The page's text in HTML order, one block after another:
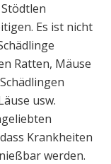
Es ist nicht
Ratten, Mäuse
usw.
Krankheiten
werden.